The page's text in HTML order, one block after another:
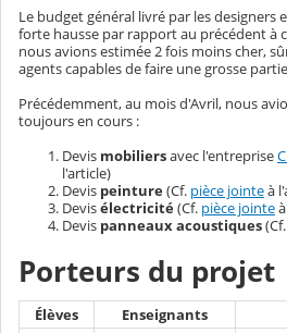
Le budget général livré par les designers
forte hausse par rapport au précédent à
nous avions estimée 2 fois moins cher,
agents capables de faire une grosse
Précédemment, au mois d'Avril, nous
toujours en cours :
Devis mobiliersavec l'entreprise
l'article)
Devis peinture(Cf. pièce jointeà
Devisélectricité(Cf. pièce jointe
Devis panneaux acoustiques(Cf.
Porteurs du projet
Élèves Enseignants